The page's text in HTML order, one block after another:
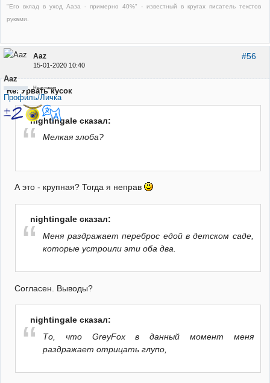
"Его вклад в уход Ааза - примерно 40%" - известный в кругах писатель текстов
руками.
#56
Aaz
15-01-2020 10:40
Aaz
Неактивен
Профиль/Личка
Re: Урвать кусок
nightingale сказал:
Мелкая злоба?
А это - крупная? Тогда я неправ
nightingale сказал:
Меня раздражает переброс едой в детском саде,
которые устроили эти оба два.
Согласен. Выводы?
nightingale сказал:
То, что GreyFox в данный момент меня
раздражает отрицать глупо,